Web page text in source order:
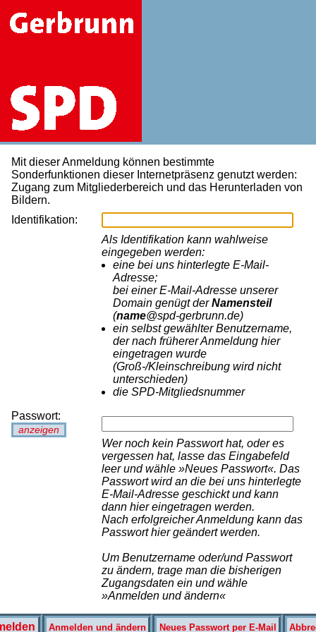
Mit dieser Anmeldung können bestimmte
Sonderfunktionen dieser Internetpräsenz genutzt werden:
Zugang zum Mitgliederbereich und das Herunterladen von
Bildern.
Identifikation:
Als Identifikation kann wahlweise
eingegeben werden:
eine bei uns hinterlegte E-Mail-
Adresse;
bei einer E-Mail-Adresse unserer
Domain genügt derNamensteil
(name@spd-gerbrunn.de)
ein selbst gewählter Benutzername,
der nach früherer Anmeldung hier
eingetragen wurde
(Groß-/Kleinschreibung wird nicht
unterschieden)
die SPD-Mitgliedsnummer
Passwort:
anzeigen
Wer noch kein Passwort hat, oder es
vergessen hat, lasse das Eingabefeld
leer und wähle »Neues Passwort«. Das
Passwort wird an die bei uns hinterlegte
E-Mail-Adresse geschickt und kann
dann hier eingetragen werden.
Nach erfolgreicher Anmeldung kann das
Passwort hier geändert werden.
Um Benutzername oder/und Passwort
zu ändern, trage man die bisherigen
Zugangsdaten ein und wähle
»Anmelden und ändern«